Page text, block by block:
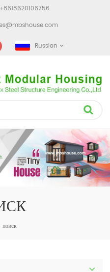
+8618620106756
Russian
поиск